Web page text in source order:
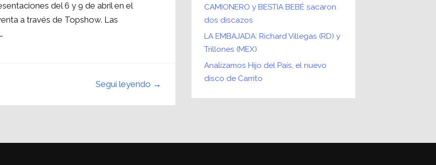
del 6 y 9 de abril en el
a través de Topshow. Las
Seguí leyendo →
CAMIONERO y BESTIA BEBÉ sacaron
dos discazos
LA EMBAJADA: Richard Villegas (RD) y
Trillones (MEX)
Analizamos Hijo del País, el nuevo
disco de Carrito